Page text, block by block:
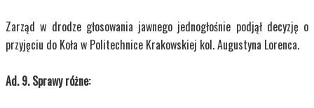
Zarząd w drodze głosowania jawnego jednogłośnie podjął decyzję o
przyjęciu do Koła w Politechnice Krakowskiej kol. Augustyna Lorenca.
Ad. 9. Sprawy różne: